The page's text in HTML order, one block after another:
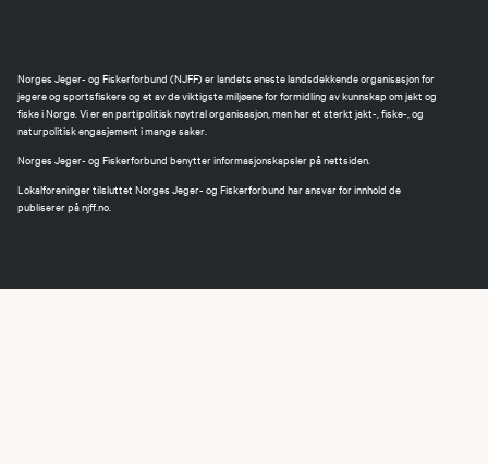
Norges Jeger- og Fiskerforbund (NJFF) er landets eneste landsdekkende organisasjon for
jegere og sportsfiskere og et av de viktigste miljøene for formidling av kunnskap om jakt og
fiske i Norge. Vi er en partipolitisk nøytral organisasjon, men har et sterkt jakt-, fiske-, og
naturpolitisk engasjement i mange saker.
Norges Jeger- og Fiskerforbund benytter informasjonskapsler på nettsiden.
Lokalforeninger tilsluttet Norges Jeger- og Fiskerforbund har ansvar for innhold de
publiserer på njff.no.